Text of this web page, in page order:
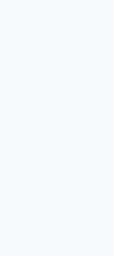
דברים
דברים